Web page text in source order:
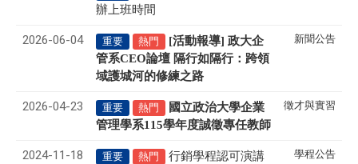
辦上班時間
2026-06-04 重要 熱門
[活動報導] 政大企
管系CEO論壇 隔行如隔行：跨領
域護城河的修練之路
新聞公告
2026-04-23 重要 熱門
國立政治大學企業
管理學系115學年度誠徵專任教師
徵才與實習
2024-11-18 重要 熱門
行銷學程認可演講
學程公告